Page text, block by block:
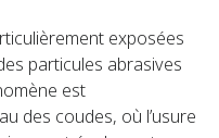
exposées
particules abrasives
est
des coudes, où l’usure